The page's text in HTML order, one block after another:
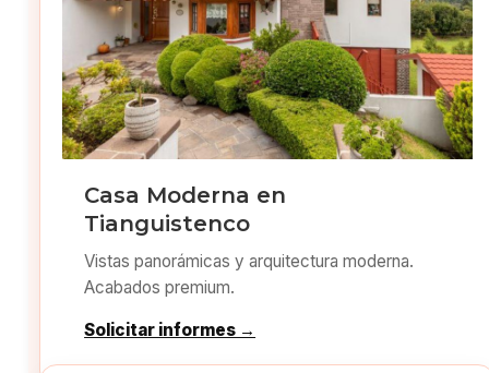
Casa Moderna en
Tianguistenco
Vistas panorámicas y arquitectura moderna.
Acabados premium.
Solicitar informes →